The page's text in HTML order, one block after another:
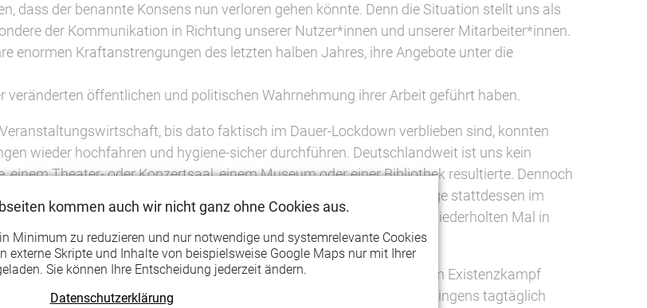
dass der benannte Konsens nun verloren gehen könnte. Denn die Situation stellt uns als
der Kommunikation in Richtung unserer Nutzer*innen und unserer Mitarbeiter*innen.
enormen Kraftanstrengungen des letzten halben Jahres, ihre Angebote unter die
öffentlichen und politischen Wahrnehmung ihrer Arbeit geführt haben.
bis dato faktisch im Dauer-Lockdown verblieben sind, konnten
wieder hochfahren und hygiene-sicher durchführen. Deutschlandweit ist uns kein
Theater- oder Konzertsaal, einem Museum oder einer Bibliothek resultierte. Dennoch
das Wort "Kultur" an keiner Stelle Erwähnung fand, unsere Belange stattdessen im
mit Fitnessstudios und Bordellen genannt, mithin also zum wiederholten Mal in
auf, die Anstrengungen der Kulturschaffenden Thüringens in ihrem Existenzkampf
zu bekennen, die unsere Mitglieder der Bevölkerung Thüringens tagtäglich
kommen auch wir nicht ganz ohne Cookies aus.
Minimum zu reduzieren und nur notwendige und systemrelevante Cookies
externe Skripte und Inhalte von beispielsweise Google Maps nur mit Ihrer
Sie können Ihre Entscheidung jederzeit ändern.
Datenschutzerklärung